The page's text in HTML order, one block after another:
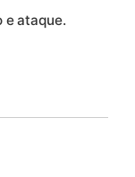
e ataque.